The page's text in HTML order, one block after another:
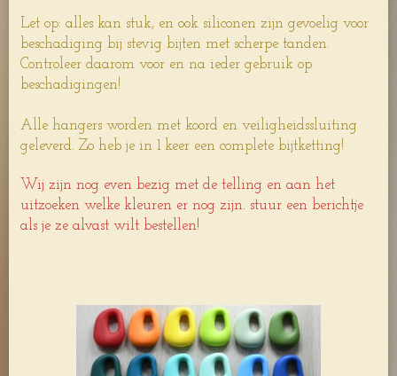
Let op: alles kan stuk, en ook siliconen zijn gevoelig voor
beschadiging bij stevig bijten met scherpe tanden.
Controleer daarom voor en na ieder gebruik op
beschadigingen!
Alle hangers worden met koord en veiligheidssluiting
geleverd. Zo heb je in 1 keer een complete bijtketting!
Wij zijn nog even bezig met de telling en aan het
uitzoeken welke kleuren er nog zijn. stuur een berichtje
als je ze alvast wilt bestellen!